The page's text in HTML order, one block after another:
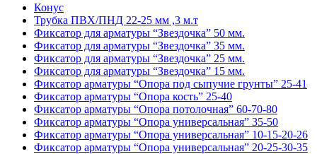
Конус
Трубка ПВХ/ПНД 22-25 мм ,3 м.т
Фиксатор для арматуры “Звездочка” 50 мм.
Фиксатор для арматуры “Звездочка” 35 мм.
Фиксатор для арматуры “Звездочка” 25 мм.
Фиксатор для арматуры “Звездочка” 15 мм.
Фиксатор арматуры “Опора под сыпучие грунты” 25-41
Фиксатор арматуры “Опора кость” 25-40
Фиксатор арматуры “Опора потолочная” 60-70-80
Фиксатор арматуры “Опора универсальная” 35-50
Фиксатор арматуры “Опора универсальная” 10-15-20-26
Фиксатор арматуры “Опора универсальная” 20-25-30-35